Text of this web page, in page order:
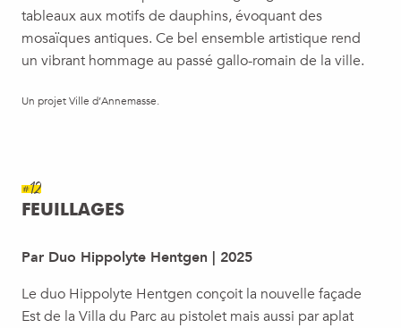
tableaux aux motifs de dauphins, évoquant des
mosaïques antiques. Ce bel ensemble artistique rend
un vibrant hommage au passé gallo-romain de la ville.
Un projet Ville d’Annemasse.
#12
FEUILLAGES
Par Duo Hippolyte Hentgen | 2025
Le duo Hippolyte Hentgen conçoit la nouvelle façade
Est de la Villa du Parc au pistolet mais aussi par aplat